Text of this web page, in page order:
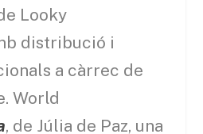
Looky
distribució i
a càrrec de
World
, de Júlia de Paz, una